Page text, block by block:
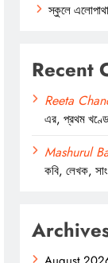
স্কুলে
Recent
Reeta
এর, প্রথম
Mashurul
কবি, লেখক,